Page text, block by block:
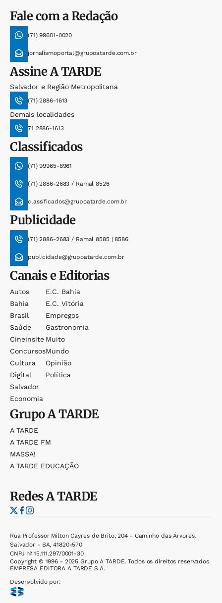
Fale com a Redação
(71) 99601-0020
jornalismoportal@grupoatarde.com.br
AssineA TARDE
Salvador e Região Metropolitana
(71) 2886-1613
Demais localidades
71 2886-1613
Classificados
(71) 99965-8961
(71) 2886-2683 / Ramal 8526
classificados@grupoatarde.com.br
Publicidade
(71) 2886-2683 / Ramal 8585 | 8586
publicidade@grupoatarde.com.br
Canais e Editorias
Autos
Bahia
Brasil
Saúde
Cineinsite
Concursos
Cultura
Digital
Salvador
Economia
E.c. Bahia
E.c. Vitória
Empregos
Gastronomia
Muito
Mundo
Opinião
Política
GrupoA TARDE
A TARDE
A TARDE FM
MASSA!
A TARDE EDUCAÇÃO
RedesA TARDE
Rua Professor Milton Cayres de Brito, 204 - Caminho das Árvores,
Salvador - BA, 41820-570
CNPJ nº 15.111.297/0001-30
Copyright © 1996 - 2025 Grupo A TARDE. Todos os direitos reservados.
EMPRESA EDITORA A TARDE S.A.
Desenvolvido por: